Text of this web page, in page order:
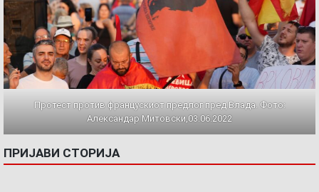
Протест против францускиот предлог пред Влада. Фото:
Александар Митовски,03.06.2022
ПРИЈАВИ СТОРИЈА